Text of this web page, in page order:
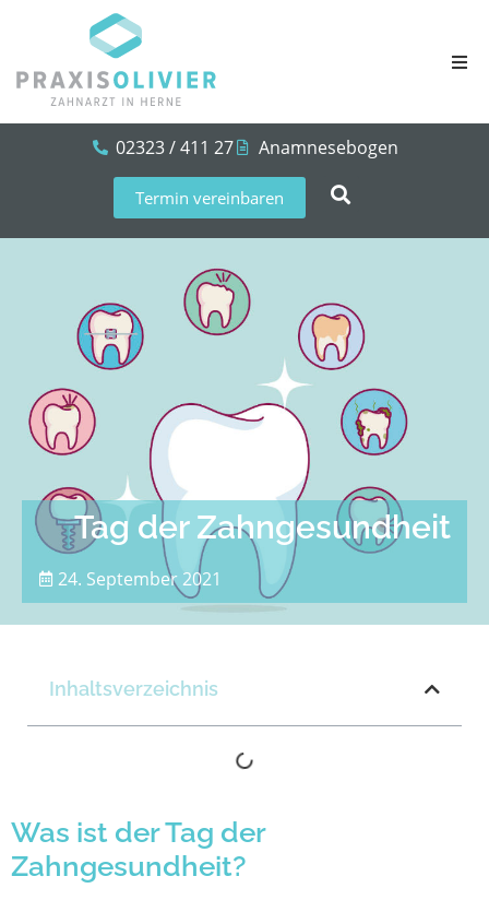
02323 / 411 27 Anamnesebogen
Termin vereinbaren
Tag der Zahngesundheit
24. September 2021
Was ist der Tag der
Zahngesundheit?
Inhaltsverzeichnis